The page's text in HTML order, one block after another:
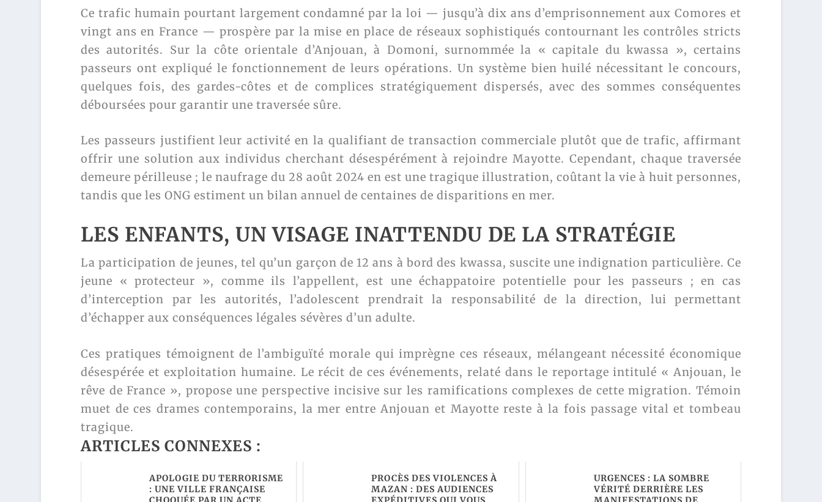
Ce trafic humain pourtant largement condamné par la loi — jusqu’à dix ans d’emprisonnement aux Comores et
vingt ans en France — prospère par la mise en place de réseaux sophistiqués contournant les contrôles stricts
des autorités. Sur la côte orientale d’Anjouan, à Domoni, surnommée la « capitale du kwassa », certains
passeurs ont expliqué le fonctionnement de leurs opérations. Un système bien huilé nécessitant le concours,
quelques fois, des gardes-côtes et de complices stratégiquement dispersés, avec des sommes conséquentes
déboursées pour garantir une traversée sûre.
Les passeurs justifient leur activité en la qualifiant de transaction commerciale plutôt que de trafic, affirmant
offrir une solution aux individus cherchant désespérément à rejoindre Mayotte. Cependant, chaque traversée
demeure périlleuse ; le naufrage du 28 août 2024 en est une tragique illustration, coûtant la vie à huit personnes,
tandis que les ONG estiment un bilan annuel de centaines de disparitions en mer.
LES ENFANTS, UN VISAGE INATTENDU DE LA STRATÉGIE
La participation de jeunes, tel qu’un garçon de 12 ans à bord des kwassa, suscite une indignation particulière. Ce
jeune « protecteur », comme ils l’appellent, est une échappatoire potentielle pour les passeurs ; en cas
d’interception par les autorités, l’adolescent prendrait la responsabilité de la direction, lui permettant
d’échapper aux conséquences légales sévères d’un adulte.
Ces pratiques témoignent de l’ambiguïté morale qui imprègne ces réseaux, mélangeant nécessité économique
désespérée et exploitation humaine. Le récit de ces événements, relaté dans le reportage intitulé « Anjouan, le
rêve de France », propose une perspective incisive sur les ramifications complexes de cette migration. Témoin
muet de ces drames contemporains, la mer entre Anjouan et Mayotte reste à la fois passage vital et tombeau
tragique.
ARTICLES CONNEXES :
APOLOGIE DU TERRORISME
: UNE VILLE FRANÇAISE
PROCÈS DES VIOLENCES À
MAZAN : DES AUDIENCES
URGENCES : LA SOMBRE
VÉRITÉ DERRIÈRE LES